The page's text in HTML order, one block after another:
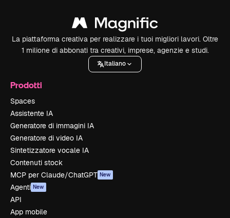
La piattaforma creativa per realizzare i tuoi migliori lavori. Oltre
1 milione di abbonati tra creativi, imprese, agenzie e studi.
Italiano
Prodotti
Spaces
Assistente IA
Generatore di immagini IA
Generatore di video IA
Sintetizzatore vocale IA
Contenuti stock
MCP per Claude/ChatGPT New
Agenti New
API
App mobile